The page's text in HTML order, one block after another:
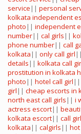
service || personal
kolkata independent
photo || independent
number|| cal girls ||
phone number|| call
kolkata || only call girl ||
details || kolkata call
prostitution in kolkata
photo || hotel call girl ||
girl || cheap escorts in
north east call girls || i
actress escort||
kolkata escort|| call
kolkata || calgirls || hot